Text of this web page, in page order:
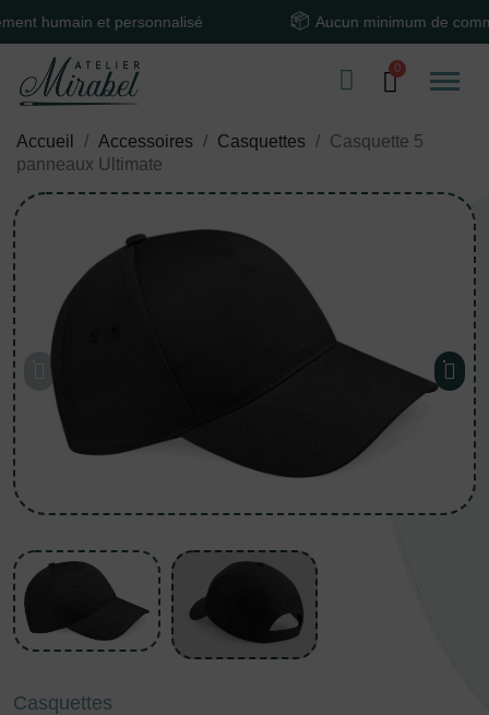
et personnalisé Aucun minimum de commande
Accueil Accessoires Casquettes
Casquette 5
panneaux Ultimate
Casquettes